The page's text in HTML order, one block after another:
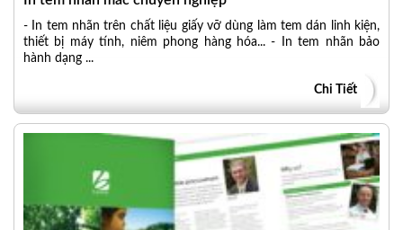
- In tem nhãn trên chất liệu giấy vỡ dùng làm tem dán linh kiện,
thiết bị máy tính, niêm phong hàng hóa... - In tem nhãn bảo
hành dạng ...
Chi Tiết